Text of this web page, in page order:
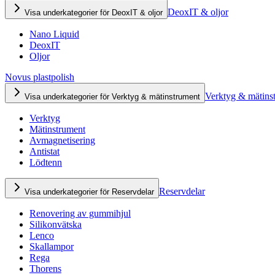
Visa underkategorier för DeoxIT & oljor DeoxIT & oljor
Nano Liquid
DeoxIT
Oljor
Novus plastpolish
Visa underkategorier för Verktyg & mätinstrument Verktyg &
Verktyg
Mätinstrument
Avmagnetisering
Antistat
Lödtenn
Visa underkategorier för Reservdelar Reservdelar
Renovering av gummihjul
Silikonvätska
Lenco
Skallampor
Rega
Thorens